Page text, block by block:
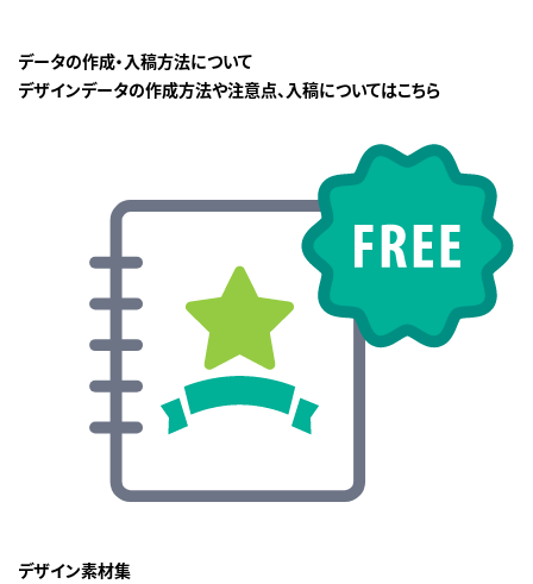
データの作成・入稿方法について
デザインデータの作成方法や注意点、入稿についてはこちら
デザイン素材集